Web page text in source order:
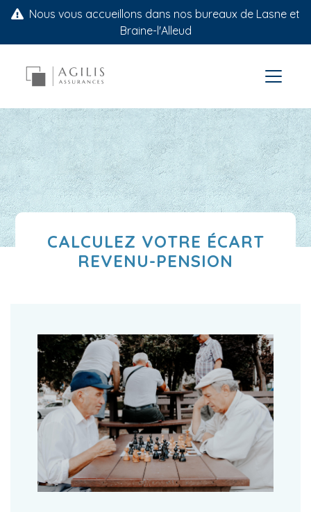
Nous vous accueillons dans nos bureaux de Lasne et
Braine-l'Alleud
CALCULEZ VOTRE ÉCART
REVENU-PENSION